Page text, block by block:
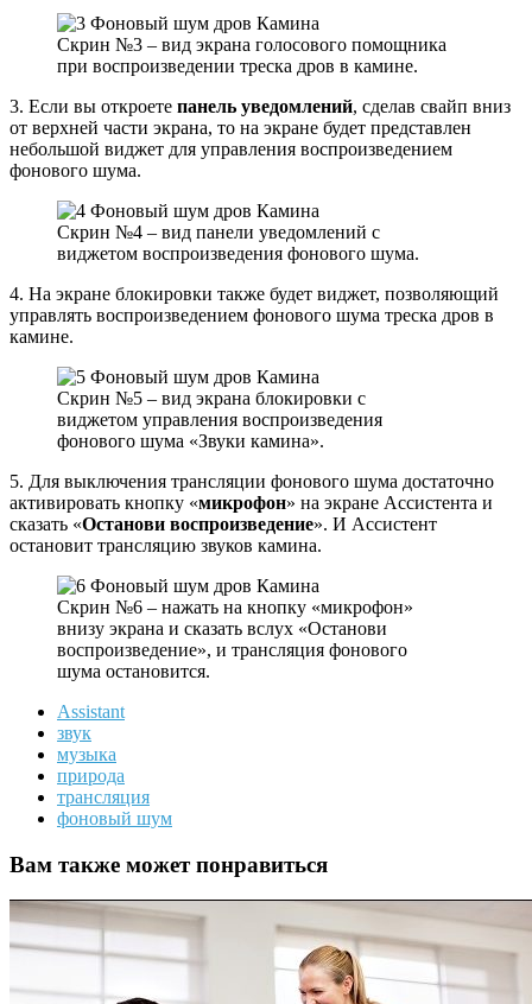
Скрин №3 – вид экрана голосового помощника
при воспроизведении треска дров в камине.
3. Если вы откроете панель уведомлений, сделав свайп вниз
от верхней части экрана, то на экране будет представлен
небольшой виджет для управления воспроизведением
фонового шума.
Скрин №4 – вид панели уведомлений с
виджетом воспроизведения фонового шума.
4. На экране блокировки также будет виджет, позволяющий
управлять воспроизведением фонового шума треска дров в
камине.
Скрин №5 – вид экрана блокировки с
виджетом управления воспроизведения
фонового шума «Звуки камина».
5. Для выключения трансляции фонового шума достаточно
активировать кнопку «микрофон» на экране Ассистента и
сказать «Останови воспроизведение». И Ассистент
остановит трансляцию звуков камина.
Скрин №6 – нажать на кнопку «микрофон»
внизу экрана и сказать вслух «Останови
воспроизведение», и трансляция фонового
шума остановится.
Assistant
звук
музыка
природа
трансляция
фоновый шум
Вам также может понравиться